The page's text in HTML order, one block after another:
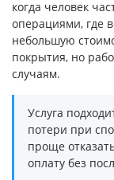
когда человек
операциями, где
небольшую
покрытия, но
случаям.
Услуга
потери при
проще
оплату без